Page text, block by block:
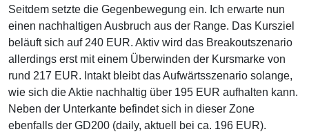
Seitdem setzte die Gegenbewegung ein. Ich erwarte nun
einen nachhaltigen Ausbruch aus der Range. Das Kursziel
beläuft sich auf 240 EUR. Aktiv wird das Breakoutszenario
allerdings erst mit einem Überwinden der Kursmarke von
rund 217 EUR. Intakt bleibt das Aufwärtsszenario solange,
wie sich die Aktie nachhaltig über 195 EUR aufhalten kann.
Neben der Unterkante befindet sich in dieser Zone
ebenfalls der GD200 (daily, aktuell bei ca. 196 EUR).